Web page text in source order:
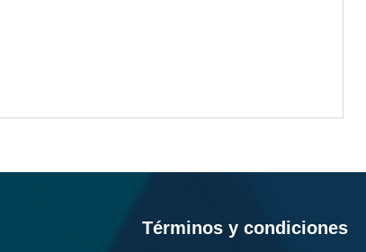
Términos y condiciones